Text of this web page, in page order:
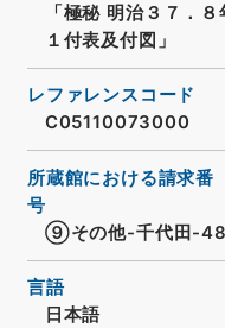
「極秘 明治３７．
１付表及付図」
レファレンスコード
C05110073000
所蔵館における請求番
号
⑨その他-千代田-
言語
日本語